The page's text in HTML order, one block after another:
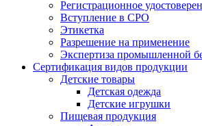
Регистрационное
Вступление в СРО
Этикетка
Разрешение на применение
Экспертиза промышленной
Сертификация видов продукции
Детские товары
Детская одежда
Детские игрушки
Пищевая продукция